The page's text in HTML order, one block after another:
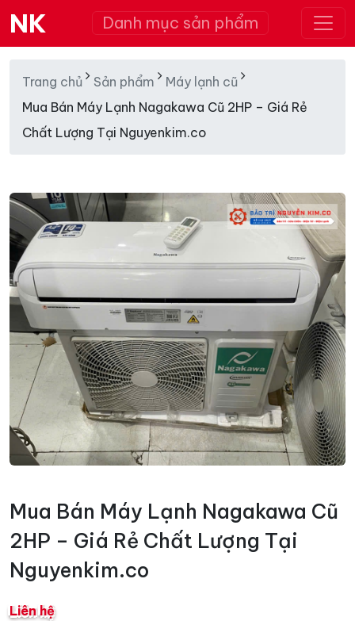
NK Danh mục sản phẩm
Trang chủ Sản phẩm
Máy lạnh cũ
Mua Bán Máy Lạnh Nagakawa Cũ 2HP – Giá Rẻ
Chất Lượng Tại Nguyenkim.co
Mua Bán Máy Lạnh Nagakawa Cũ
2HP – Giá Rẻ Chất Lượng Tại
Nguyenkim.co
Liên hệ